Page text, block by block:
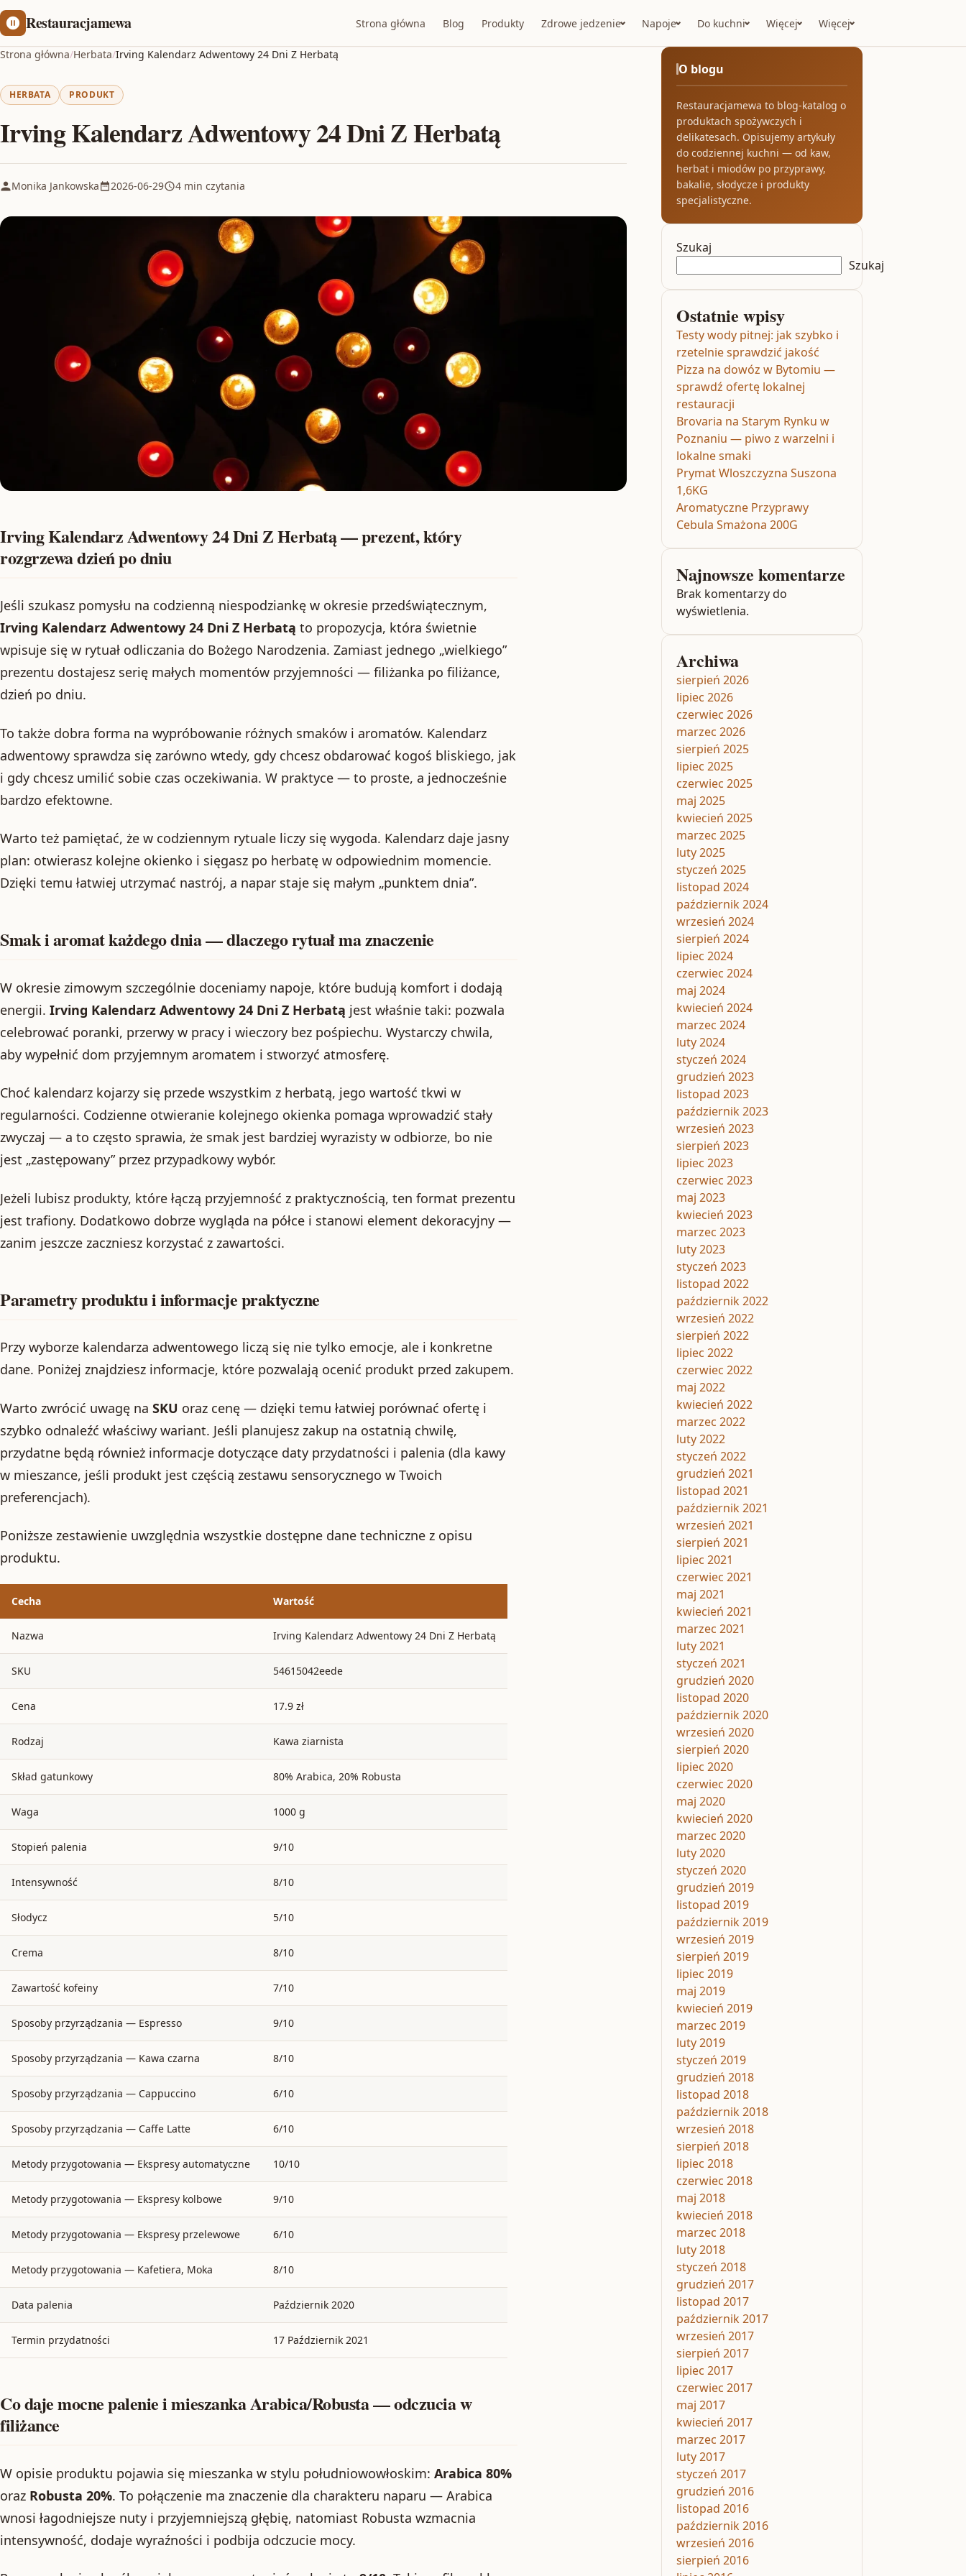
Restauracjamewa Strona główna Blog Produkty Zdrowe jedzenie Napoje Do kuchni Więcej Więcej
Strona główna/Herbata/Irving Kalendarz Adwentowy 24 Dni Z Herbatą
HERBATA PRODUKT
Irving Kalendarz Adwentowy 24 Dni Z Herbatą
Monika Jankowska 2026-06-29 4 min czytania
Irving Kalendarz Adwentowy 24 Dni Z Herbatą — prezent, który
rozgrzewa dzień po dniu
Jeśli szukasz pomysłu na codzienną niespodziankę w okresie przedświątecznym,
Irving Kalendarz Adwentowy 24 Dni Z Herbatą to propozycja, która świetnie
wpisuje się w rytuał odliczania do Bożego Narodzenia. Zamiast jednego „wielkiego”
prezentu dostajesz serię małych momentów przyjemności — filiżanka po filiżance,
dzień po dniu.
To także dobra forma na wypróbowanie różnych smaków i aromatów. Kalendarz
adwentowy sprawdza się zarówno wtedy, gdy chcesz obdarować kogoś bliskiego, jak
i gdy chcesz umilić sobie czas oczekiwania. W praktyce — to proste, a jednocześnie
bardzo efektowne.
Warto też pamiętać, że w codziennym rytuale liczy się wygoda. Kalendarz daje jasny
plan: otwierasz kolejne okienko i sięgasz po herbatę w odpowiednim momencie.
Dzięki temu łatwiej utrzymać nastrój, a napar staje się małym „punktem dnia”.
Smak i aromat każdego dnia — dlaczego rytuał ma znaczenie
W okresie zimowym szczególnie doceniamy napoje, które budują komfort i dodają
energii. Irving Kalendarz Adwentowy 24 Dni Z Herbatą jest właśnie taki: pozwala
celebrować poranki, przerwy w pracy i wieczory bez pośpiechu. Wystarczy chwila,
aby wypełnić dom przyjemnym aromatem i stworzyć atmosferę.
Choć kalendarz kojarzy się przede wszystkim z herbatą, jego wartość tkwi w
regularności. Codzienne otwieranie kolejnego okienka pomaga wprowadzić stały
zwyczaj — a to często sprawia, że smak jest bardziej wyrazisty w odbiorze, bo nie
jest „zastępowany” przez przypadkowy wybór.
Jeżeli lubisz produkty, które łączą przyjemność z praktycznością, ten format prezentu
jest trafiony. Dodatkowo dobrze wygląda na półce i stanowi element dekoracyjny —
zanim jeszcze zaczniesz korzystać z zawartości.
Parametry produktu i informacje praktyczne
Przy wyborze kalendarza adwentowego liczą się nie tylko emocje, ale i konkretne
dane. Poniżej znajdziesz informacje, które pozwalają ocenić produkt przed zakupem.
Warto zwrócić uwagę na SKU oraz cenę — dzięki temu łatwiej porównać ofertę i
szybko odnaleźć właściwy wariant. Jeśli planujesz zakup na ostatnią chwilę,
przydatne będą również informacje dotyczące daty przydatności i palenia (dla kawy
w mieszance, jeśli produkt jest częścią zestawu sensorycznego w Twoich
preferencjach).
Poniższe zestawienie uwzględnia wszystkie dostępne dane techniczne z opisu
produktu.
Cecha Wartość
Nazwa Irving Kalendarz Adwentowy 24 Dni Z Herbatą
SKU 54615042eede
Cena 17.9 zł
Rodzaj Kawa ziarnista
Skład gatunkowy 80% Arabica, 20% Robusta
Waga 1000 g
Stopień palenia 9/10
Intensywność 8/10
Słodycz 5/10
Crema 8/10
Zawartość kofeiny 7/10
Sposoby przyrządzania — Espresso 9/10
Sposoby przyrządzania — Kawa czarna 8/10
Sposoby przyrządzania — Cappuccino 6/10
Sposoby przyrządzania — Caffe Latte 6/10
Metody przygotowania — Ekspresy automatyczne 10/10
Metody przygotowania — Ekspresy kolbowe 9/10
Metody przygotowania — Ekspresy przelewowe 6/10
Metody przygotowania — Kafetiera, Moka 8/10
Data palenia Październik 2020
Termin przydatności 17 Październik 2021
Co daje mocne palenie i mieszanka Arabica/Robusta — odczucia w
filiżance
W opisie produktu pojawia się mieszanka w stylu południowowłoskim: Arabica 80%
oraz Robusta 20%. To połączenie ma znaczenie dla charakteru naparu — Arabica
wnosi łagodniejsze nuty i przyjemniejszą głębię, natomiast Robusta wzmacnia
intensywność, dodaje wyraźności i podbija odczucie mocy.
O blogu
Restauracjamewa to blog-katalog o
produktach spożywczych i
delikatesach. Opisujemy artykuły
do codziennej kuchni — od kaw,
herbat i miodów po przyprawy,
bakalie, słodycze i produkty
specjalistyczne.
Szukaj
Szukaj
Ostatnie wpisy
Testy wody pitnej: jak szybko i
rzetelnie sprawdzić jakość
Pizza na dowóz w Bytomiu —
sprawdź ofertę lokalnej
restauracji
Brovaria na Starym Rynku w
Poznaniu — piwo z warzelni i
lokalne smaki
Prymat Wloszczyzna Suszona
1,6KG
Aromatyczne Przyprawy
Cebula Smażona 200G
Najnowsze komentarze
Brak komentarzy do
wyświetlenia.
Archiwa
sierpień 2026
lipiec 2026
czerwiec 2026
marzec 2026
sierpień 2025
lipiec 2025
czerwiec 2025
maj 2025
kwiecień 2025
marzec 2025
luty 2025
styczeń 2025
listopad 2024
październik 2024
wrzesień 2024
sierpień 2024
lipiec 2024
czerwiec 2024
maj 2024
kwiecień 2024
marzec 2024
luty 2024
styczeń 2024
grudzień 2023
listopad 2023
październik 2023
wrzesień 2023
sierpień 2023
lipiec 2023
czerwiec 2023
maj 2023
kwiecień 2023
marzec 2023
luty 2023
styczeń 2023
listopad 2022
październik 2022
wrzesień 2022
sierpień 2022
lipiec 2022
czerwiec 2022
maj 2022
kwiecień 2022
marzec 2022
luty 2022
styczeń 2022
grudzień 2021
listopad 2021
październik 2021
wrzesień 2021
sierpień 2021
lipiec 2021
czerwiec 2021
maj 2021
kwiecień 2021
marzec 2021
luty 2021
styczeń 2021
grudzień 2020
listopad 2020
październik 2020
wrzesień 2020
sierpień 2020
lipiec 2020
czerwiec 2020
maj 2020
kwiecień 2020
marzec 2020
luty 2020
styczeń 2020
grudzień 2019
listopad 2019
październik 2019
wrzesień 2019
sierpień 2019
lipiec 2019
maj 2019
kwiecień 2019
marzec 2019
luty 2019
styczeń 2019
grudzień 2018
listopad 2018
październik 2018
wrzesień 2018
sierpień 2018
lipiec 2018
czerwiec 2018
maj 2018
kwiecień 2018
marzec 2018
luty 2018
styczeń 2018
grudzień 2017
listopad 2017
październik 2017
wrzesień 2017
sierpień 2017
lipiec 2017
czerwiec 2017
maj 2017
kwiecień 2017
marzec 2017
luty 2017
styczeń 2017
grudzień 2016
listopad 2016
październik 2016
wrzesień 2016
sierpień 2016